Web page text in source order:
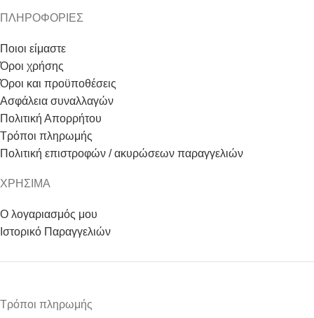
ΠΛΗΡΟΦΟΡΙΕΣ
Ποιοι είμαστε
Όροι χρήσης
Όροι και προϋποθέσεις
Ασφάλεια συναλλαγών
Πολιτική Απορρήτου
Τρόποι πληρωμής
Πολιτική επιστροφών / ακυρώσεων παραγγελιών
ΧΡΗΣΙΜΑ
Ο λογαριασμός μου
Ιστορικό Παραγγελιών
Τρόποι πληρωμής